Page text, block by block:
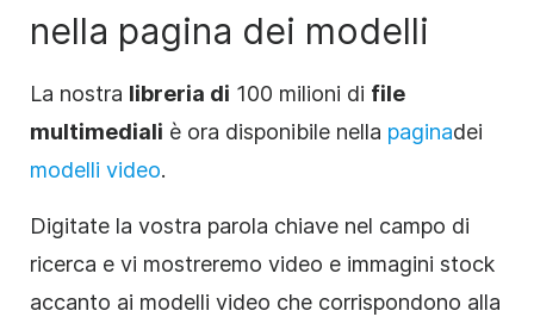
nella pagina dei modelli
La nostra libreria di 100 milioni di file
multimediali è ora disponibile nella paginadei
modelli video.
Digitate la vostra parola chiave nel campo di
ricerca e vi mostreremo video e immagini stock
accanto ai modelli video che corrispondono alla